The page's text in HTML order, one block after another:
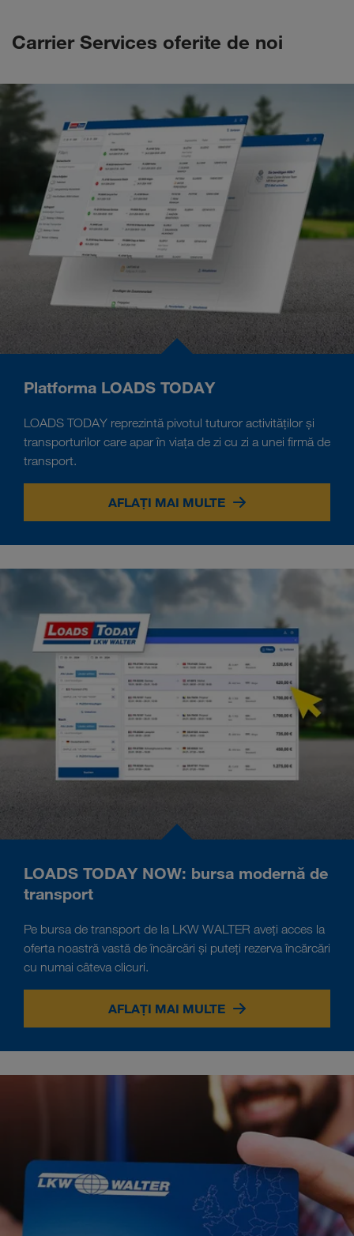
Carrier Services oferite de noi
Platforma LOADS TODAY
LOADS TODAY reprezintă pivotul tuturor activităților și
transporturilor care apar în viața de zi cu zi a unei firmă de
transport.
AFLAȚI MAI MULTE
LOADS TODAY NOW: bursa modernă de
transport
Pe bursa de transport de la LKW WALTER aveți acces la
oferta noastră vastă de încărcări și puteți rezerva încărcări
cu numai câteva clicuri.
AFLAȚI MAI MULTE